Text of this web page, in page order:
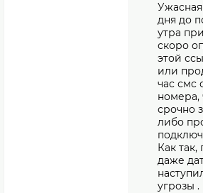
дня до
утра
скоро
этой
или
час смс
номера,
срочно
либо
Как так,
даже
угрозы .